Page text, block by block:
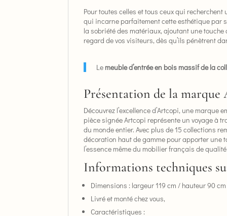
Pour toutes celles et tous ceux qui recherchent
qui incarne parfaitement cette esthétique par
la sobriété des matériaux, ajoutant une
regard de vos visiteurs, dès qu’ils pénètrent
Le meuble d’entrée en bois massif de la
Présentation de la
Découvrez l’excellence d’Artcopi, une
pièce signée Artcopi représente un voyage à
du monde entier. Avec plus de 15 collections
décoration haut de gamme pour apporter une
l’essence même du mobilier français de
Informations techniques
Dimensions : largeur 119 cm / hauteur 90
Livré et monté chez vous,
Caractéristiques :